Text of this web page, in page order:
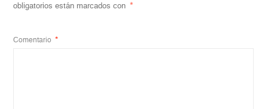
obligatorios están marcados con *
Comentario *